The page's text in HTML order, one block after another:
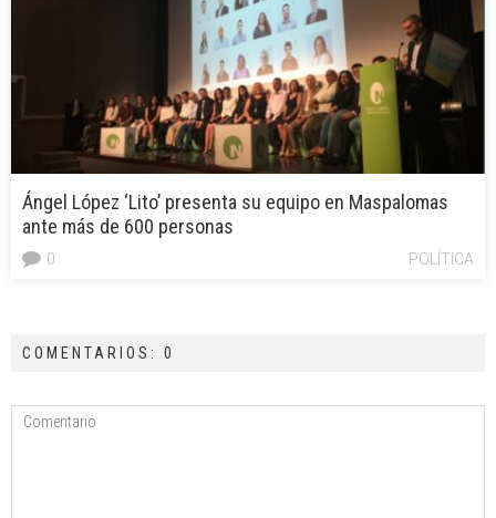
Ángel López ‘Lito’ presenta su equipo en Maspalomas
ante más de 600 personas
POLÍTICA
0
COMENTARIOS: 0